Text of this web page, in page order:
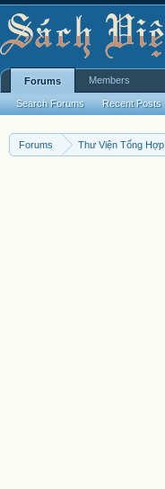
Forums Thư Viện Tổng Hợp
Forums
Search Forums Recent Posts
Members